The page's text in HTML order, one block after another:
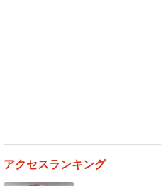
アクセスランキング